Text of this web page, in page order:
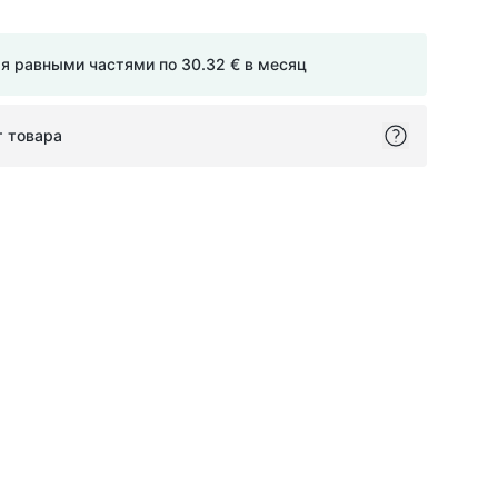
равными частями по 30.32 € в месяц
товара
Pinterest